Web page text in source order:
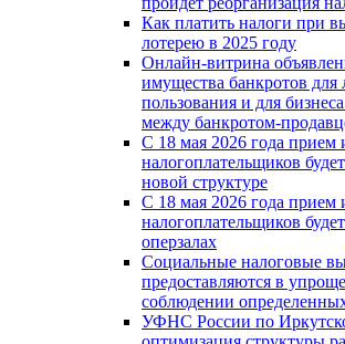
Как платить налоги при
лотерею в 2025 году
Онлайн-витрина
имущества банкротов для
пользования и для
между банкротом-
С 18 мая 2026 года прием
налогоплательщиков
новой стpyктype
С 18 мая 2026 года прием
налогоплательщиков
оперзалах
Социальные налоговые
предоставляются в
соблюдении
УФНС России по